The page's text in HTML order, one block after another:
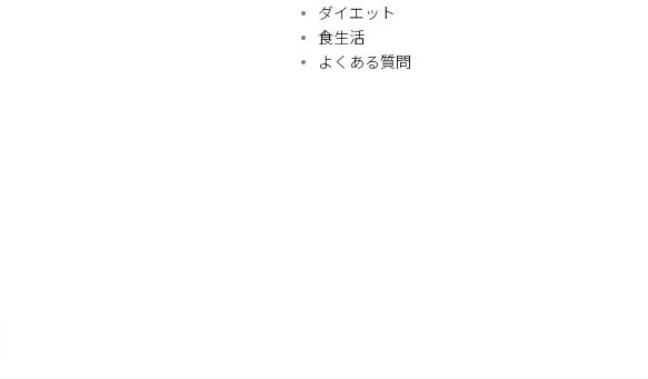
ダイエット
食生活
よくある質問